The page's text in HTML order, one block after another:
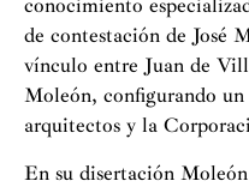
conocimiento
de contestación de José
vínculo entre Juan de
Moleón, configurando
arquitectos y la
En su disertación